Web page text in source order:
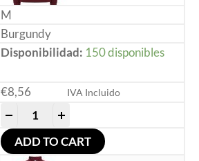
M
Burgundy
Disponibilidad: 150 disponibles
€8,56 IVA Incluido
ADD TO CART